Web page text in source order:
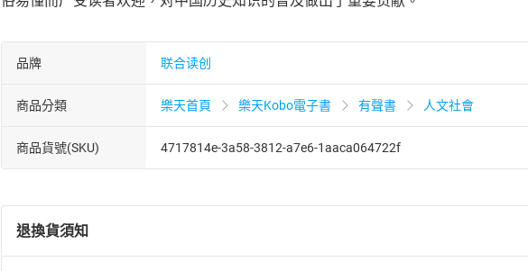
品牌 联合读创
商品分類 樂天首頁 樂天Kobo電子書 有聲書 人文社會
商品貨號(SKU) 4717814e-3a58-3812-a7e6-1aaca064722f
退換貨須知